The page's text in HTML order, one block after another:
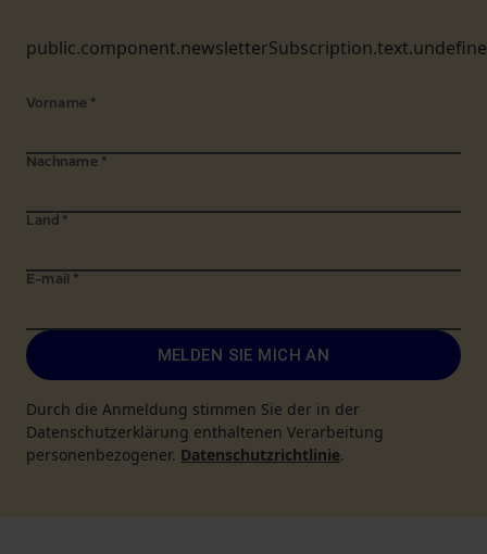
Vorname *
Nachname *
Land *
E-mail *
MELDEN SIE MICH AN
Durch die Anmeldung stimmen Sie der in der
Datenschutzerklärung enthaltenen Verarbeitung
personenbezogener. Datenschutzrichtlinie.